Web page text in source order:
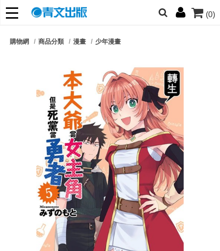
(0)
朋友們，提高警覺！
購物網 商品分類 漫畫 少年漫畫